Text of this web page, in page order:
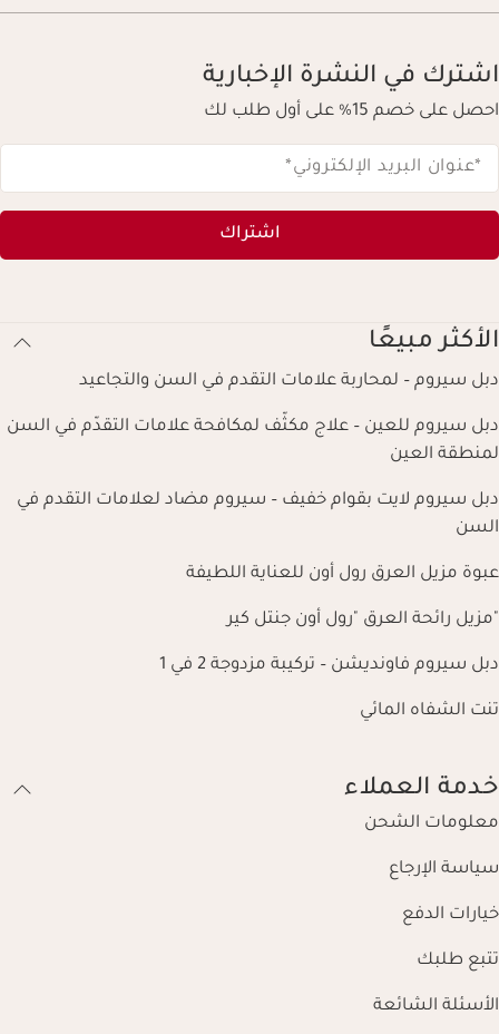
اشترك في النشرة الإخبارية
احصل على خصم 15% على أول طلب لك
*عنوان البريد الإلكتروني*
اشتراك
الأكثر مبيعًا
دبل سيروم – لمحاربة علامات التقدم في السن والتجاعيد
دبل سيروم للعين – علاج مكثّف لمكافحة علامات التقدّم في السن
لمنطقة العين
دبل سيروم لايت بقوام خفيف – سيروم مضاد لعلامات التقدم في
السن
عبوة مزيل العرق رول أون للعناية اللطيفة
"مزيل رائحة العرق "رول أون جنتل كير
دبل سيروم فاونديشن – تركيبة مزدوجة 2 في 1
تنت الشفاه المائي
خدمة العملاء
معلومات الشحن
سياسة الإرجاع
خيارات الدفع
تتبع طلبك
الأسئلة الشائعة